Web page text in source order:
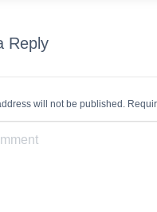
Reply
will not be published.